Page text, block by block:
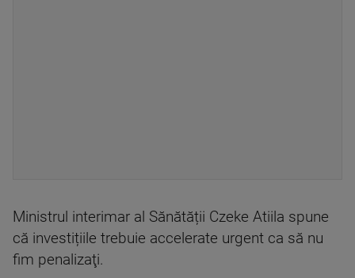
Ministrul interimar al Sănătății Czeke Atiila spune
că investițiile trebuie accelerate urgent ca să nu
fim penalizaţi.